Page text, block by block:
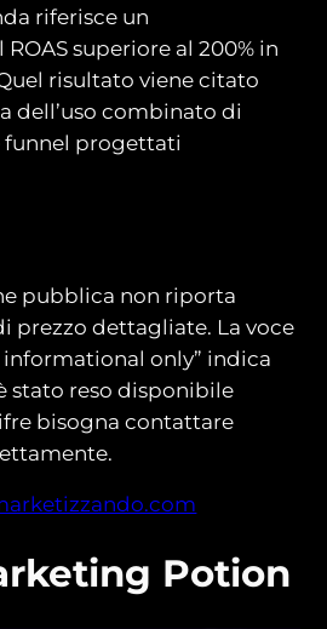
riferisce un
superiore al 200% in
risultato viene citato
dell’uso combinato di
funnel progettati
pubblica non riporta
prezzo dettagliate. La voce
only” indica
stato reso disponibile
bisogna contattare
Potion